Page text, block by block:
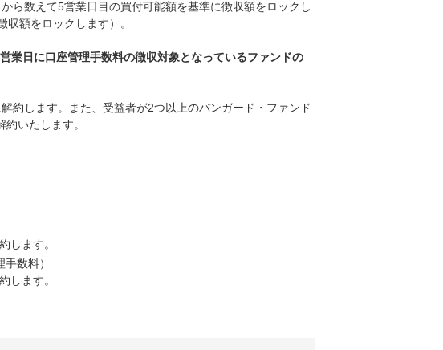
ら数えて5営業日目の買付可能額を基準に徴収額をロックし
額をロックします）。
業日に口座管理手数料の徴収対象となっているファンドの
します。また、受益者が2つ以上のバンガード・ファンド
いたします。
します。
数料）
します。